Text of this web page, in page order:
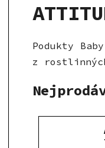
Podukty
z